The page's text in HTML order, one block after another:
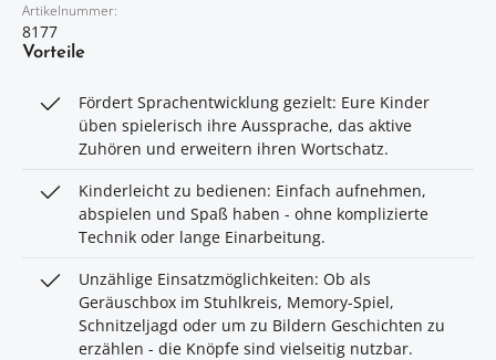
Artikelnummer:
8177
Vorteile
Fördert Sprachentwicklung gezielt: Eure Kinder
üben spielerisch ihre Aussprache, das aktive
Zuhören und erweitern ihren Wortschatz.
Kinderleicht zu bedienen: Einfach aufnehmen,
abspielen und Spaß haben - ohne komplizierte
Technik oder lange Einarbeitung.
Unzählige Einsatzmöglichkeiten: Ob als
Geräuschbox im Stuhlkreis, Memory-Spiel,
Schnitzeljagd oder um zu Bildern Geschichten zu
erzählen - die Knöpfe sind vielseitig nutzbar.